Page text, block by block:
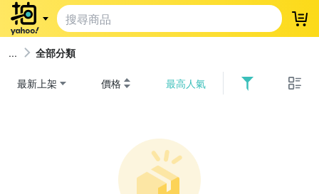
登
全部分類
最新上架 價格 最高人氣